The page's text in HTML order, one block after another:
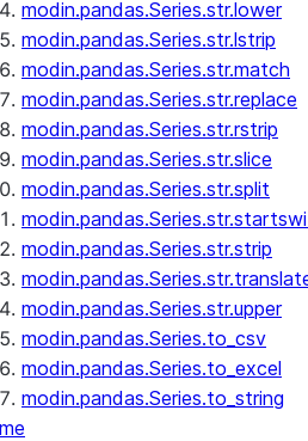
modin.pandas.Series.str.lower
modin.pandas.Series.str.lstrip
modin.pandas.Series.str.match
modin.pandas.Series.str.replace
modin.pandas.Series.str.rstrip
modin.pandas.Series.str.slice
modin.pandas.Series.str.split
modin.pandas.Series.str.strip
modin.pandas.Series.str.upper
modin.pandas.Series.to_csv
modin.pandas.Series.to_excel
modin.pandas.Series.to_string